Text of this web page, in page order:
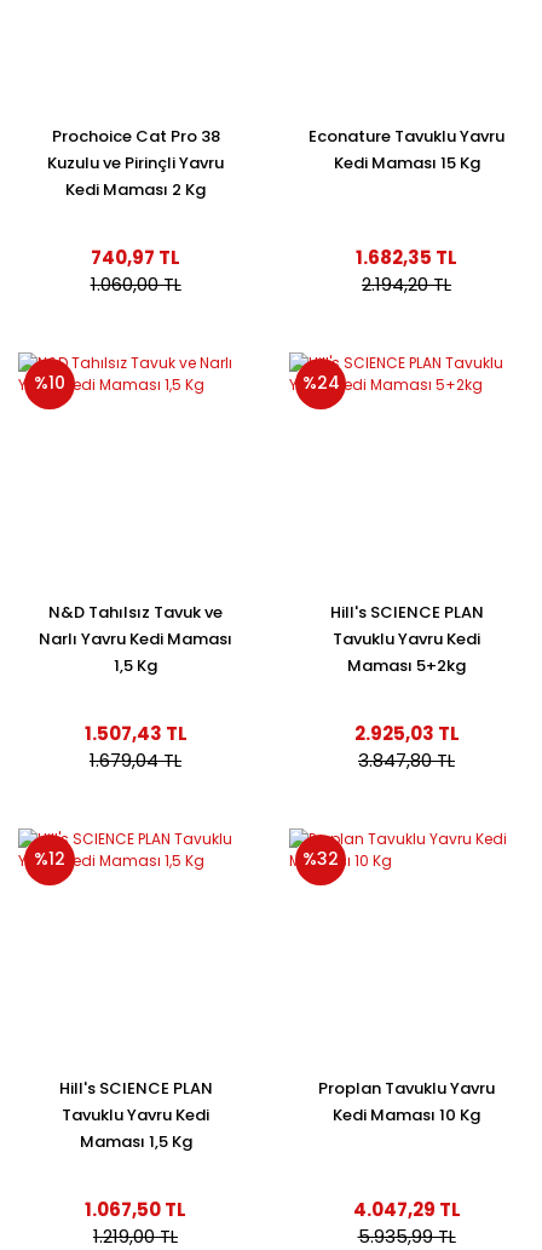
Prochoice Cat Pro 38
Kuzulu ve Pirinçli Yavru
Kedi Maması 2 Kg
740,97 TL
1.060,00 TL
Econature Tavuklu Yavru
Kedi Maması 15 Kg
1.682,35 TL
2.194,20 TL
%10
N&D Tahılsız Tavuk ve
Narlı Yavru Kedi Maması
1,5 Kg
1.507,43 TL
1.679,04 TL
%24
Hill's SCIENCE PLAN
Tavuklu Yavru Kedi
Maması 5+2kg
2.925,03 TL
3.847,80 TL
%12
Hill's SCIENCE PLAN
Tavuklu Yavru Kedi
Maması 1,5 Kg
1.067,50 TL
1.219,00 TL
%32
Proplan Tavuklu Yavru
Kedi Maması 10 Kg
4.047,29 TL
5.935,99 TL